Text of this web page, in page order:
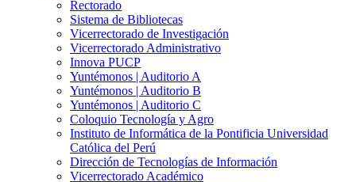
Rectorado
Sistema de Bibliotecas
Vicerrectorado de Investigación
Vicerrectorado Administrativo
Innova PUCP
Yuntémonos | Auditorio A
Yuntémonos | Auditorio B
Yuntémonos | Auditorio C
Coloquio Tecnología y Agro
Instituto de Informática de la Pontificia Universidad
Católica del Perú
Dirección de Tecnologías de Información
Vicerrectorado Académico